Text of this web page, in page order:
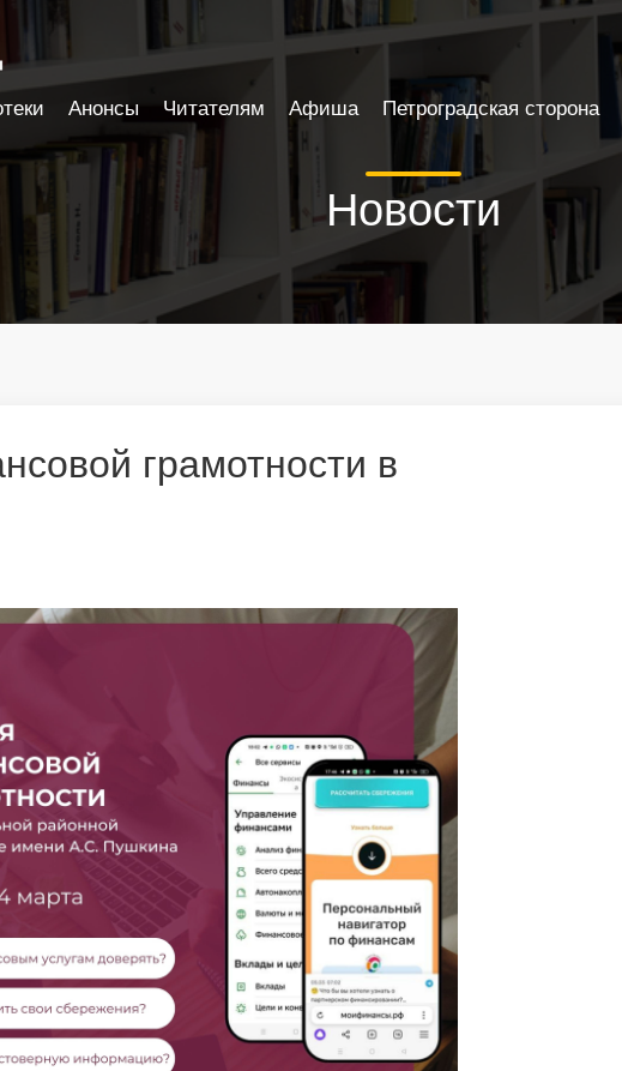
Новости
грамотности в
Анонсы Читателям Афиша Петроградская сторона
доступности